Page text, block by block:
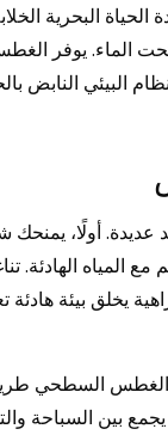
البحرية
الماء. يوفر
البيئي النابض
أولًا، يمنحك
المياه الهادئة.
يخلق بيئة
الغطس السطحي
يجمع بين السباحة